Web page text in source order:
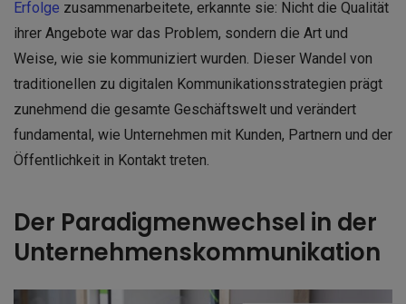
Erfolge zusammenarbeitete, erkannte sie: Nicht die Qualität
ihrer Angebote war das Problem, sondern die Art und
Weise, wie sie kommuniziert wurden. Dieser Wandel von
traditionellen zu digitalen Kommunikationsstrategien prägt
zunehmend die gesamte Geschäftswelt und verändert
fundamental, wie Unternehmen mit Kunden, Partnern und der
Öffentlichkeit in Kontakt treten.
Der Paradigmenwechsel in der
Unternehmenskommunikation